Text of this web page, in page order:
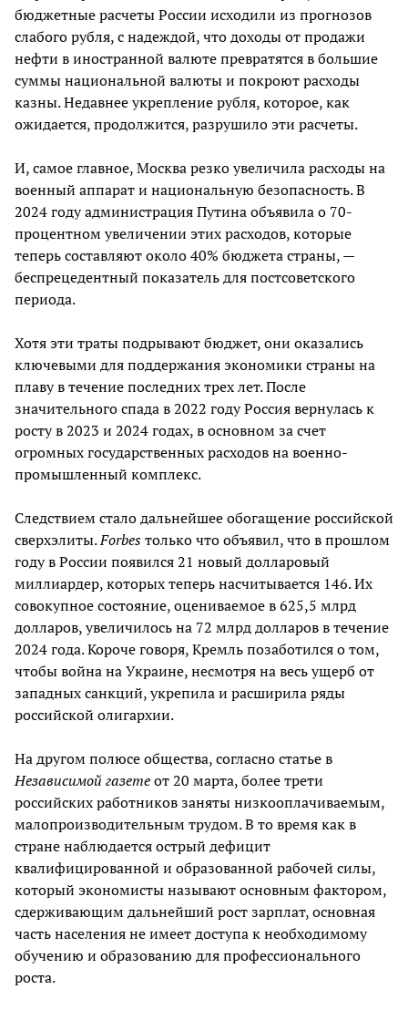
бюджетные расчеты России исходили из прогнозов
слабого рубля, с надеждой, что доходы от продажи
нефти в иностранной валюте превратятся в большие
суммы национальной валюты и покроют расходы
казны. Недавнее укрепление рубля, которое, как
ожидается, продолжится, разрушило эти расчеты.
И, самое главное, Москва резко увеличила расходы на
военный аппарат и национальную безопасность. В
2024 году администрация Путина объявила о 70-
процентном увеличении этих расходов, которые
теперь составляют около 40% бюджета страны, —
беспрецедентный показатель для постсоветского
периода.
Хотя эти траты подрывают бюджет, они оказались
ключевыми для поддержания экономики страны на
плаву в течение последних трех лет. После
значительного спада в 2022 году Россия вернулась к
росту в 2023 и 2024 годах, в основном за счет
огромных государственных расходов на военно-
промышленный комплекс.
Следствием стало дальнейшее обогащение российской
сверхэлиты.Forbesтолько что объявил, что в прошлом
году в России появился 21 новый долларовый
миллиардер, которых теперь насчитывается 146. Их
совокупное состояние, оцениваемое в 625,5 млрд
долларов, увеличилось на 72 млрд долларов в течение
2024 года. Короче говоря, Кремль позаботился о том,
чтобы война на Украине, несмотря на весь ущерб от
западных санкций, укрепила и расширила ряды
российской олигархии.
На другом полюсе общества, согласно статье в
Независимой газетеот 20 марта, более трети
российских работников заняты низкооплачиваемым,
малопроизводительным трудом. В то время как в
стране наблюдается острый дефицит
квалифицированной и образованной рабочей силы,
который экономисты называют основным фактором,
сдерживающим дальнейший рост зарплат, основная
часть населения не имеет доступа к необходимому
обучению и образованию для профессионального
роста.